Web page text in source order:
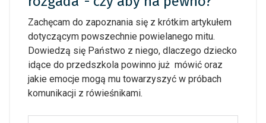
Zachęcam do zapoznania się z krótkim artykułem
dotyczącym powszechnie powielanego mitu.
Dowiedzą się Państwo z niego, dlaczego dziecko
idące do przedszkola powinno już mówić oraz
jakie emocje mogą mu towarzyszyć w próbach
komunikacji z rówieśnikami.